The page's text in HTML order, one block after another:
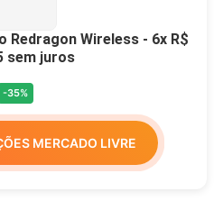
Redragon Wireless - 6x R$
sem juros
-35%
MERCADO LIVRE